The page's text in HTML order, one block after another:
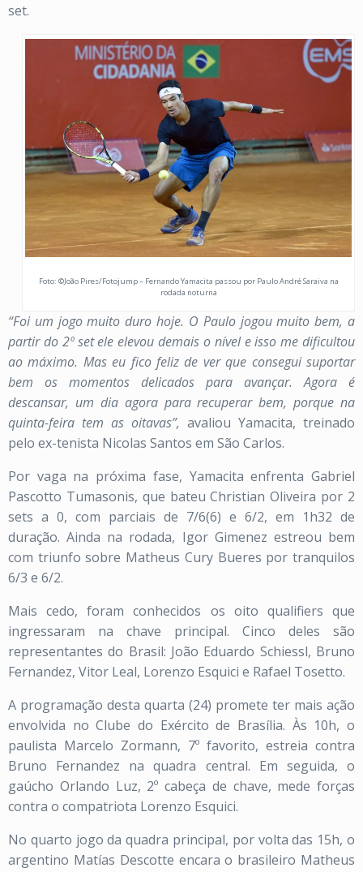
set.
Foto: ©João Pires/Fotojump – Fernando Yamacita passou por Paulo André Saraiva na
rodada noturna
“Foi um jogo muito duro hoje. O Paulo jogou muito bem, a
partir do 2º set ele elevou demais o nível e isso me dificultou
ao máximo. Mas eu fico feliz de ver que consegui suportar
bem os momentos delicados para avançar. Agora é
descansar, um dia agora para recuperar bem, porque na
quinta-feira tem as oitavas”, avaliou Yamacita, treinado
pelo ex-tenista Nicolas Santos em São Carlos.
Por vaga na próxima fase, Yamacita enfrenta Gabriel
Pascotto Tumasonis, que bateu Christian Oliveira por 2
sets a 0, com parciais de 7/6(6) e 6/2, em 1h32 de
duração. Ainda na rodada, Igor Gimenez estreou bem
com triunfo sobre Matheus Cury Bueres por tranquilos
6/3 e 6/2.
Mais cedo, foram conhecidos os oito qualifiers que
ingressaram na chave principal. Cinco deles são
representantes do Brasil: João Eduardo Schiessl, Bruno
Fernandez, Vitor Leal, Lorenzo Esquici e Rafael Tosetto.
A programação desta quarta (24) promete ter mais ação
envolvida no Clube do Exército de Brasília. Às 10h, o
paulista Marcelo Zormann, 7º favorito, estreia contra
Bruno Fernandez na quadra central. Em seguida, o
gaúcho Orlando Luz, 2º cabeça de chave, mede forças
contra o compatriota Lorenzo Esquici.
No quarto jogo da quadra principal, por volta das 15h, o
argentino Matías Descotte encara o brasileiro Matheus